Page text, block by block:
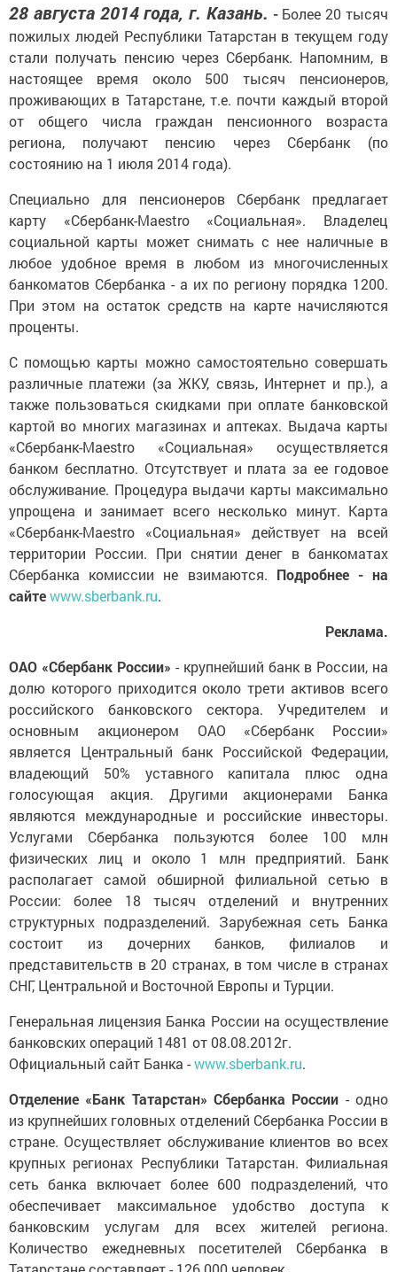
28 августа 2014 года, г. Казань. -Более 20 тысяч
пожилых людей Республики Татарстан в текущем году
стали получать пенсию через Сбербанк. Напомним, в
настоящее время около 500 тысяч пенсионеров,
проживающих в Татарстане, т.е. почти каждый второй
от общего числа граждан пенсионного возраста
региона, получают пенсию через Сбербанк (по
состоянию на 1 июля 2014 года).
Специально для пенсионеров Сбербанк предлагает
карту «Сбербанк-Maestro «Социальная». Владелец
социальной карты может снимать с нее наличные в
любое удобное время в любом из многочисленных
банкоматов Сбербанка - а их по региону порядка 1200.
При этом на остаток средств на карте начисляются
проценты.
С помощью карты можно самостоятельно совершать
различные платежи (за ЖКУ, связь, Интернет и пр.), а
также пользоваться скидками при оплате банковской
картой во многих магазинах и аптеках. Выдача карты
«Сбербанк-Maestro «Социальная» осуществляется
банком бесплатно. Отсутствует и плата за ее годовое
обслуживание. Процедура выдачи карты максимально
упрощена и занимает всего несколько минут. Карта
«Сбербанк-Maestro «Социальная» действует на всей
территории России. При снятии денег в банкоматах
Сбербанка комиссии не взимаются. Подробнее - на
сайтеwww.sberbank.ru.
Реклама.
ОАО «Сбербанк России» - крупнейший банк в России, на
долю которого приходится около трети активов всего
российского банковского сектора. Учредителем и
основным акционером ОАО «Сбербанк России»
является Центральный банк Российской Федерации,
владеющий 50% уставного капитала плюс одна
голосующая акция. Другими акционерами Банка
являются международные и российские инвесторы.
Услугами Сбербанка пользуются более 100 млн
физических лиц и около 1 млн предприятий. Банк
располагает самой обширной филиальной сетью в
России: более 18 тысяч отделений и внутренних
структурных подразделений. Зарубежная сеть Банка
состоит из дочерних банков, филиалов и
представительств в 20 странах, в том числе в странах
СНГ, Центральной и Восточной Европы и Турции.
Генеральная лицензия Банка России на осуществление
банковских операций 1481 от 08.08.2012г.
Официальный сайт Банка -www.sberbank.ru.
Отделение «Банк Татарстан» Сбербанка России - одно
из крупнейших головных отделений Сбербанка России в
стране. Осуществляет обслуживание клиентов во всех
крупных регионах Республики Татарстан. Филиальная
сеть банка включает более 600 подразделений, что
обеспечивает максимальное удобство доступа к
банковским услугам для всех жителей региона.
Количество ежедневных посетителей Сбербанка в